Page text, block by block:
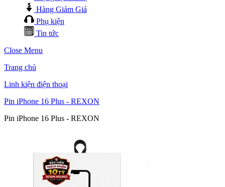
Hàng Giảm Giá
Phụ kiện
Tin tức
Close Menu
Trang chủ
Linh kiện điện thoại
Pin iPhone 16 Plus - REXON
Pin iPhone 16 Plus - REXON